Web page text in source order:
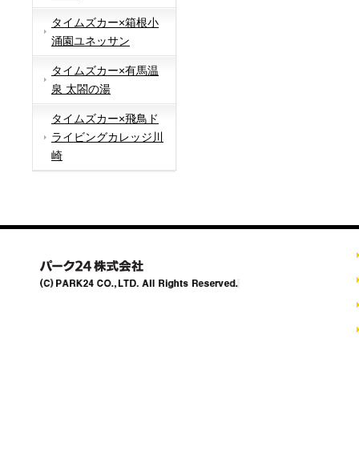
タイムズカー×箱根小
涌園ユネッサン
タイムズカー×有馬温
泉 太閤の湯
タイムズカー×飛鳥ド
ライビングカレッジ川
崎